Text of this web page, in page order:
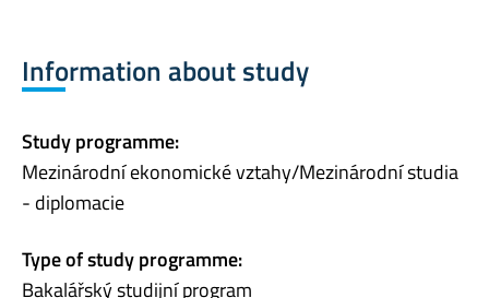
Information about study
Study programme:
Mezinárodní ekonomické vztahy/Mezinárodní studia
- diplomacie
Type of study programme:
Bakalářský studijní program